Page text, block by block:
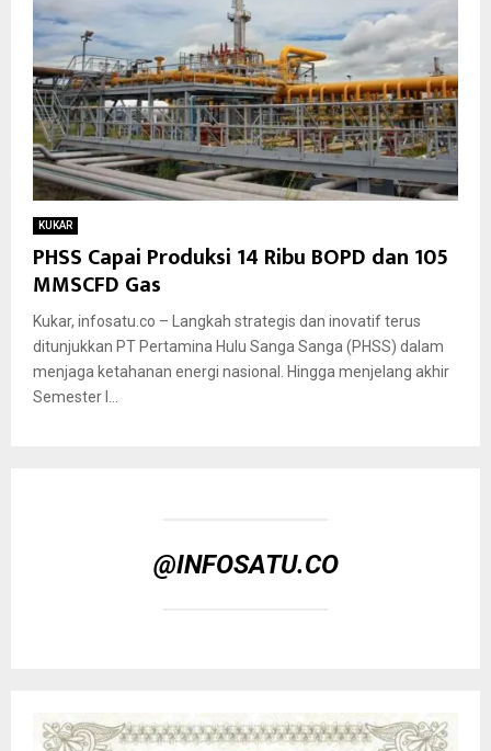
KUKAR
PHSS Capai Produksi 14 Ribu BOPD dan 105
MMSCFD Gas
Kukar, infosatu.co – Langkah strategis dan inovatif terus
ditunjukkan PT Pertamina Hulu Sanga Sanga (PHSS) dalam
menjaga ketahanan energi nasional. Hingga menjelang akhir
Semester I...
@INFOSATU.CO